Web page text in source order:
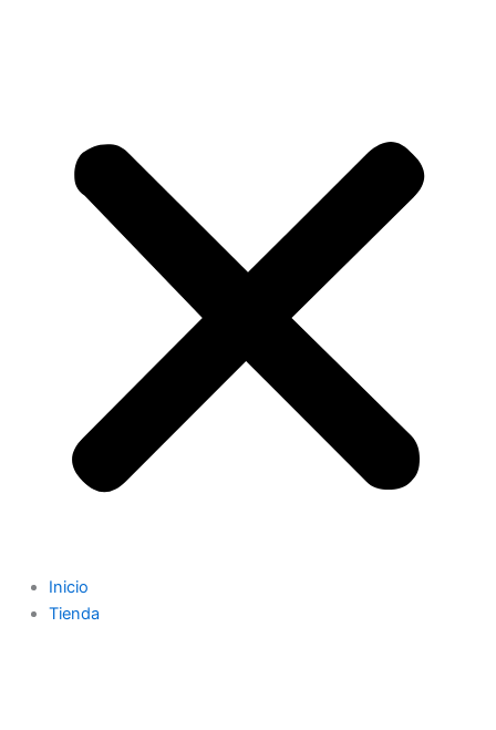
Inicio
Tienda